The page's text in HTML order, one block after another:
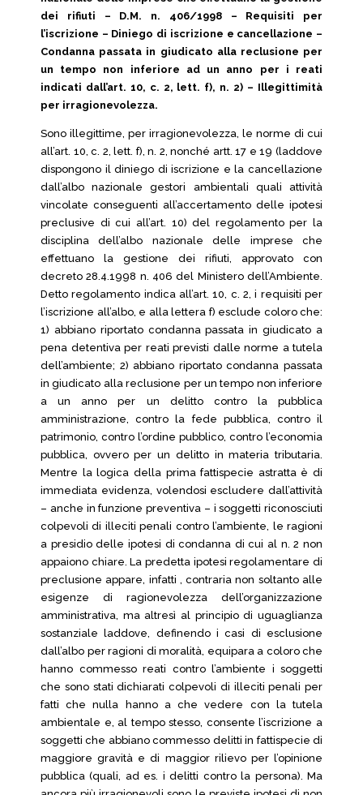
dei rifiuti – D.M. n. 406/1998 – Requisiti per
l’iscrizione – Diniego di iscrizione e cancellazione –
Condanna passata in giudicato alla reclusione per
un tempo non inferiore ad un anno per i reati
indicati dall’art. 10, c. 2, lett. f), n. 2) – Illegittimità
per irragionevolezza.
Sono illegittime, per irragionevolezza, le norme di cui
all’art. 10, c. 2, lett. f), n. 2, nonché artt. 17 e 19 (laddove
dispongono il diniego di iscrizione e la cancellazione
dall’albo nazionale gestori ambientali quali attività
vincolate conseguenti all’accertamento delle ipotesi
preclusive di cui all’art. 10) del regolamento per la
disciplina dell’albo nazionale delle imprese che
effettuano la gestione dei rifiuti, approvato con
decreto 28.4.1998 n. 406 del Ministero dell’Ambiente.
Detto regolamento indica all’art. 10, c. 2, i requisiti per
l’iscrizione all’albo, e alla lettera f) esclude coloro che:
1) abbiano riportato condanna passata in giudicato a
pena detentiva per reati previsti dalle norme a tutela
dell’ambiente; 2) abbiano riportato condanna passata
in giudicato alla reclusione per un tempo non inferiore
a un anno per un delitto contro la pubblica
amministrazione, contro la fede pubblica, contro il
patrimonio, contro l’ordine pubblico, contro l’economia
pubblica, ovvero per un delitto in materia tributaria.
Mentre la logica della prima fattispecie astratta è di
immediata evidenza, volendosi escludere dall’attività
– anche in funzione preventiva – i soggetti riconosciuti
colpevoli di illeciti penali contro l’ambiente, le ragioni
a presidio delle ipotesi di condanna di cui al n. 2 non
appaiono chiare. La predetta ipotesi regolamentare di
preclusione appare, infatti , contraria non soltanto alle
esigenze di ragionevolezza dell’organizzazione
amministrativa, ma altresì al principio di uguaglianza
sostanziale laddove, definendo i casi di esclusione
dall’albo per ragioni di moralità, equipara a coloro che
hanno commesso reati contro l’ambiente i soggetti
che sono stati dichiarati colpevoli di illeciti penali per
fatti che nulla hanno a che vedere con la tutela
ambientale e, al tempo stesso, consente l’iscrizione a
soggetti che abbiano commesso delitti in fattispecie di
maggiore gravità e di maggior rilievo per l’opinione
pubblica (quali, ad es. i delitti contro la persona). Ma